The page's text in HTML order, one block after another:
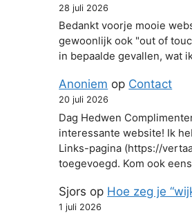
28 juli 2026
Bedankt voorje mooie
gewoonlijk ook "out of
in bepaalde gevallen, wat
Anoniem op Contact
20 juli 2026
Dag Hedwen
interessante website! Ik
Links-pagina (https://
toegevoegd. Kom ook
Sjors op Hoe zeg je
1 juli 2026